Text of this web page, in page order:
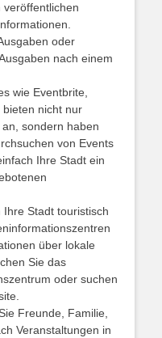
oder
nach einem
wie Eventbrite,
nicht nur
sondern haben
von Events
Ihre Stadt ein
Stadt touristisch
über lokale
Sie das
oder suchen
Freunde, Familie,
Veranstaltungen in